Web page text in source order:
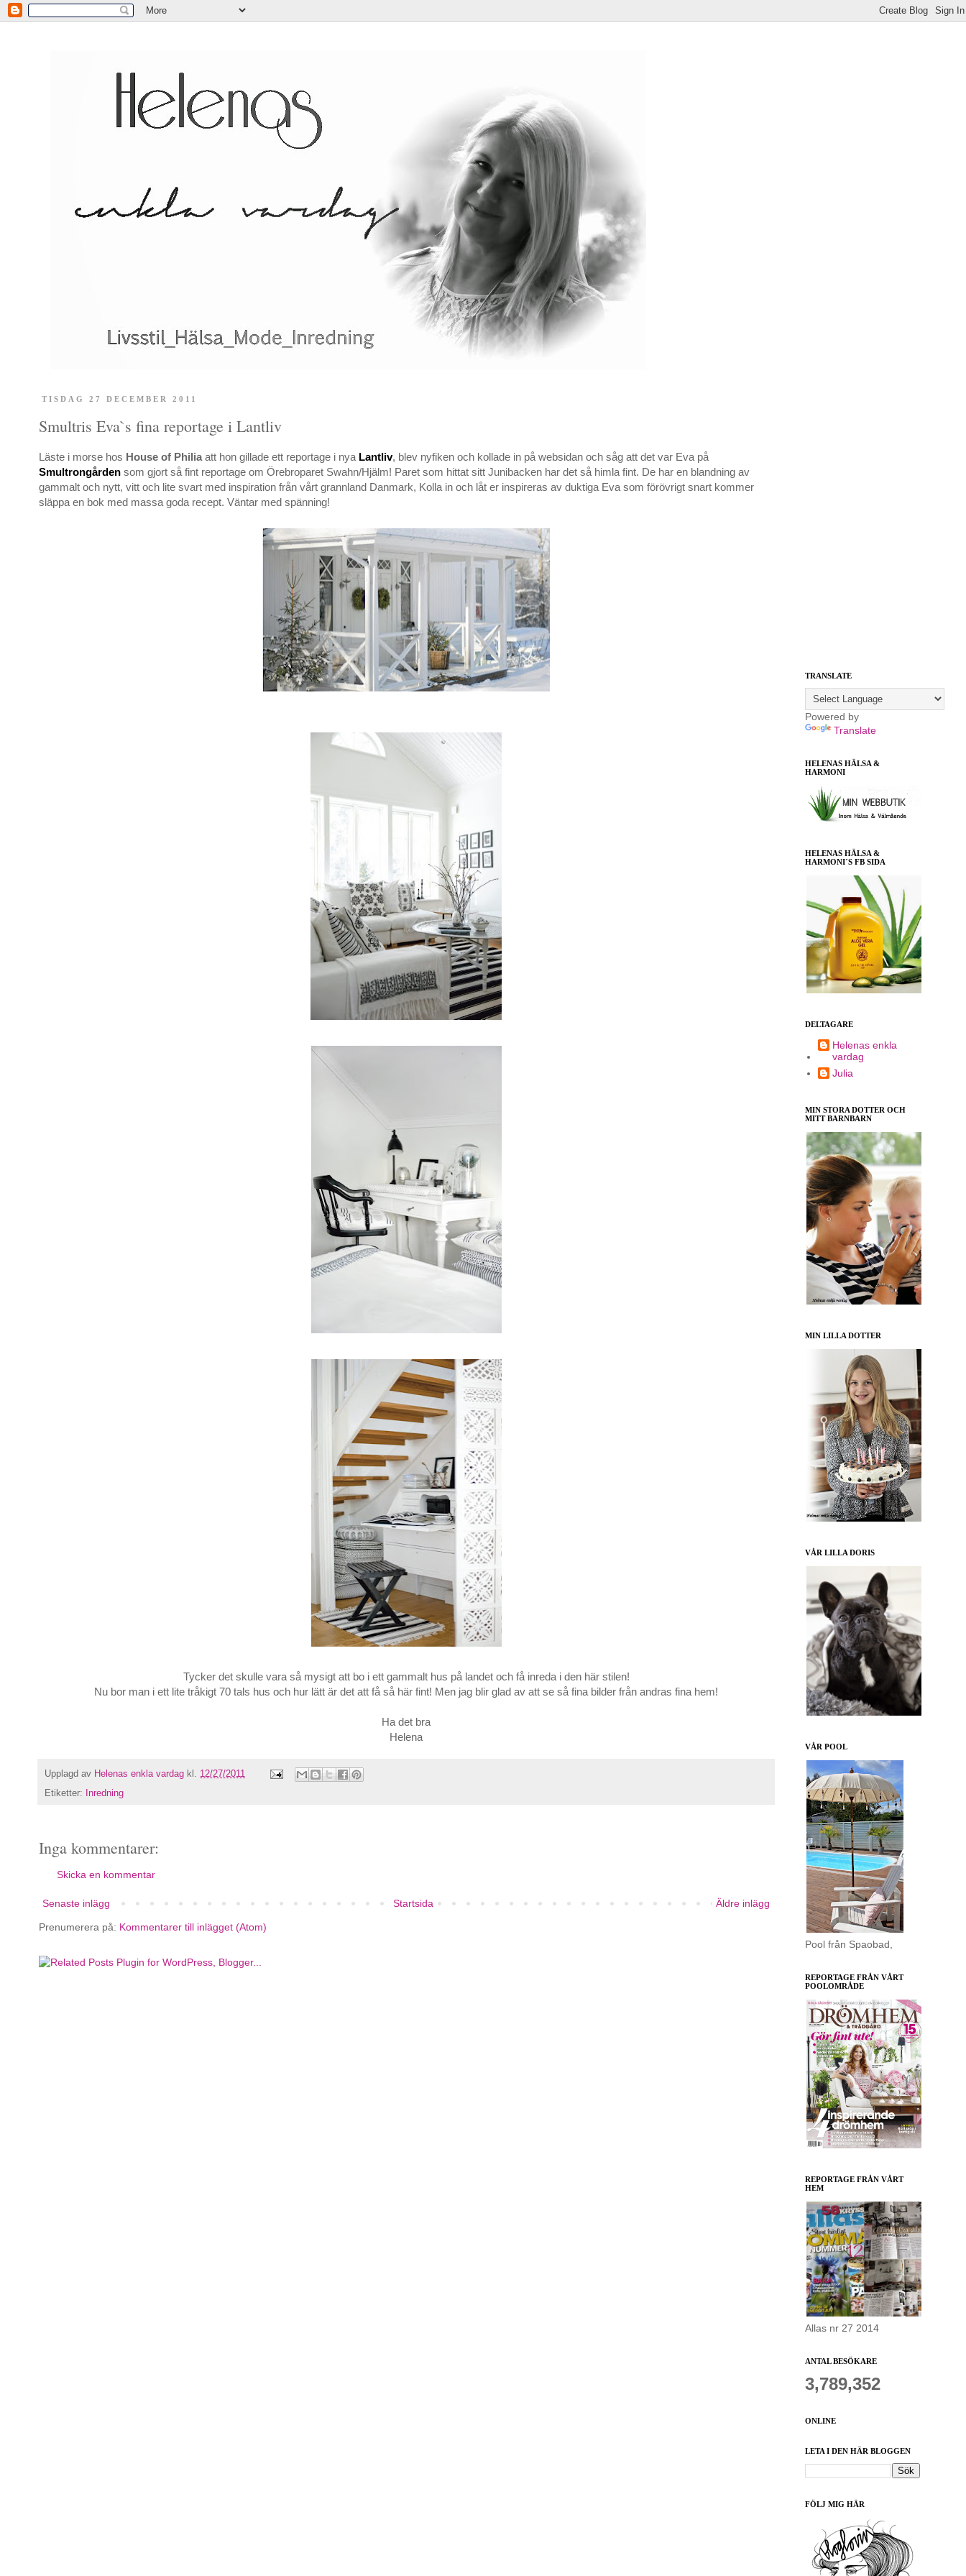
TISDAG 27 DECEMBER 2011
Smultris Eva`s fina reportage i Lantliv
Läste i morse hos House of Philia att hon gillade ett reportage i nya Lantliv, blev nyfiken och kollade in på websidan och såg att det var Eva på
Smultrongården som gjort så fint reportage om Örebroparet Swahn/Hjälm! Paret som hittat sitt Junibacken har det så himla fint. De har en blandning av
gammalt och nytt, vitt och lite svart med inspiration från vårt grannland Danmark, Kolla in och låt er inspireras av duktiga Eva som förövrigt snart kommer
släppa en bok med massa goda recept. Väntar med spänning!
Tycker det skulle vara så mysigt att bo i ett gammalt hus på landet och få inreda i den här stilen!
Nu bor man i ett lite tråkigt 70 tals hus och hur lätt är det att få så här fint! Men jag blir glad av att se så fina bilder från andras fina hem!
Ha det bra
Helena
Upplagd av Helenas enkla vardag kl. 12/27/2011
Etiketter:
Inredning
Inga kommentarer:
Skicka en kommentar
Senaste inlägg Äldre inlägg
Startsida
Prenumerera på: Kommentarer till inlägget (Atom)
TRANSLATE
Powered by
Translate
HELENAS HÄLSA &
HARMONI
HELENAS HÄLSA &
HARMONI´S FB SIDA
DELTAGARE
Helenas enkla
vardag
Julia
MIN STORA DOTTER OCH
MITT BARNBARN
MIN LILLA DOTTER
VÅR LILLA DORIS
VÅR POOL
Pool från Spaobad,
REPORTAGE FRÅN VÅRT
POOLOMRÅDE
REPORTAGE FRÅN VÅRT
HEM
Allas nr 27 2014
ANTAL BESÖKARE
3,789,352
ONLINE
LETA I DEN HÄR BLOGGEN
FÖLJ MIG HÄR